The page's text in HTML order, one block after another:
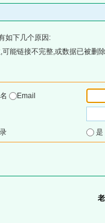
如下几个原因:
能链接不完整,或数据已被删
名
Email